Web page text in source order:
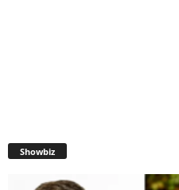
Showbiz